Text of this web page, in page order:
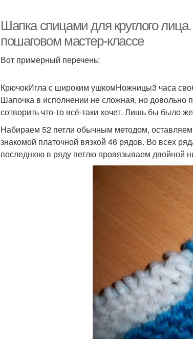
Шляпы для круглой
Шапка спицами для круглого
пошаговом мастер-классе
Вот примерный перечень:
КрючокИгла с широким ушкомНожницы3 часа
Шапочка в исполнении не сложная, но довольно
сотворить что-то всё-таки хочет. Лишь бы было
Набираем 52 петли обычным методом,
знакомой платочной вязкой 46 рядов. Во всех
последнюю в ряду петлю провязываем двойной